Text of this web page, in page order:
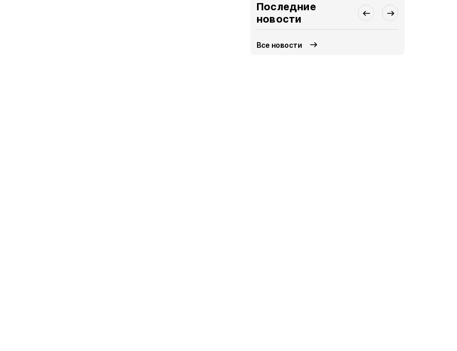
Последние
новости
Все новости